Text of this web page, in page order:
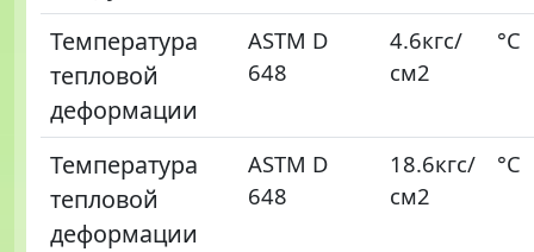
Температура
тепловой
деформации
ASTM D
648
4.6кгс/
см2
°C
Температура
тепловой
деформации
ASTM D
648
18.6кгс/
см2
°C